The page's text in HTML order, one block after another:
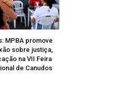
MPBA promove
sobre justiça,
na VII Feira
de Canudos